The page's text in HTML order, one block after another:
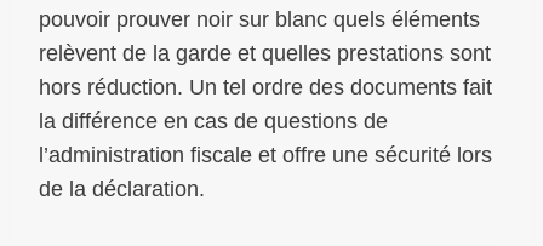
pouvoir prouver noir sur blanc quels éléments
relèvent de la garde et quelles prestations sont
hors réduction. Un tel ordre des documents fait
la différence en cas de questions de
l’administration fiscale et offre une sécurité lors
de la déclaration.